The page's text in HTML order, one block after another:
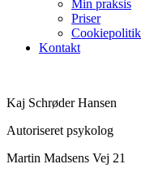
Min praksis
Priser
Cookiepolitik
Kontakt
Kaj Schrøder Hansen
Autoriseret psykolog
Martin Madsens Vej 21